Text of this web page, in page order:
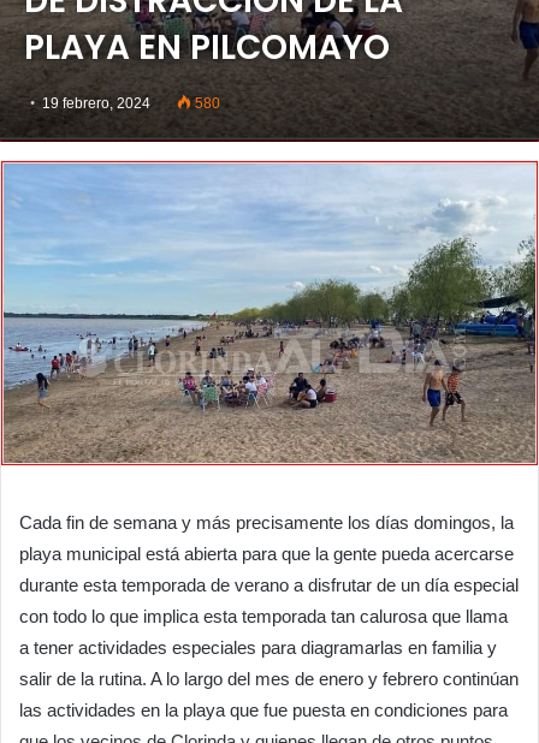
PLAYA EN PILCOMAYO
19 febrero, 2024 580
Cada fin de semana y más precisamente los días domingos, la
playa municipal está abierta para que la gente pueda acercarse
durante esta temporada de verano a disfrutar de un día especial
con todo lo que implica esta temporada tan calurosa que llama
a tener actividades especiales para diagramarlas en familia y
salir de la rutina. A lo largo del mes de enero y febrero continúan
las actividades en la playa que fue puesta en condiciones para